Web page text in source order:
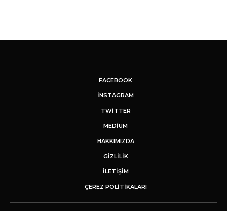
FACEBOOK
INSTAGRAM
TWITTER
MEDIUM
HAKKIMIZDA
GİZLİLİK
İLETIŞIM
ÇEREZ POLITIKALARI